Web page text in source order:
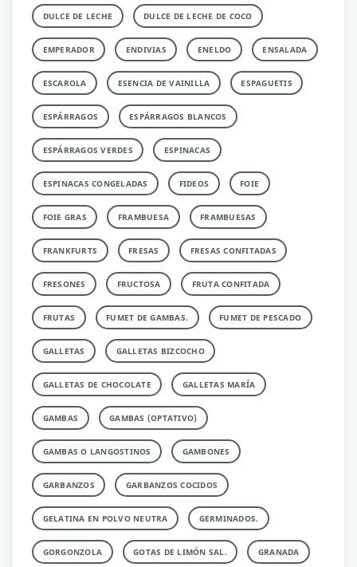
DULCE DE LECHE DULCE DE LECHE DE COCO
EMPERADOR ENDIVIAS ENELDO ENSALADA
ESCAROLA ESENCIA DE VAINILLA ESPAGUETIS
ESPÁRRAGOS ESPÁRRAGOS BLANCOS
ESPÁRRAGOS VERDES ESPINACAS
ESPINACAS CONGELADAS FIDEOS FOIE
FOIE GRAS FRAMBUESA FRAMBUESAS
FRANKFURTS FRESAS FRESAS CONFITADAS
FRESONES FRUCTOSA FRUTA CONFITADA
FRUTAS FUMET DE GAMBAS. FUMET DE PESCADO
GALLETAS GALLETAS BIZCOCHO
GALLETAS DE CHOCOLATE GALLETAS MARÍA
GAMBAS GAMBAS (OPTATIVO)
GAMBAS O LANGOSTINOS GAMBONES
GARBANZOS GARBANZOS COCIDOS
GELATINA EN POLVO NEUTRA GERMINADOS.
GORGONZOLA GOTAS DE LIMÓN SAL. GRANADA